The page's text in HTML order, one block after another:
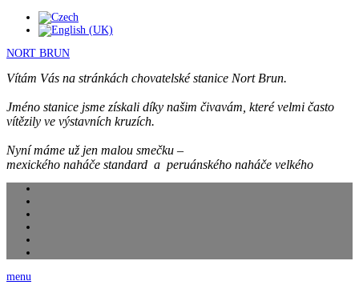
NORT BRUN
Vítám Vás na stránkách chovatelské stanice Nort Brun.
Jméno stanice jsme získali díky našim čivavám, které velmi často
vítězily ve výstavních kruzích.
Nyní máme už jen malou smečku –
mexického naháče standard a peruánského naháče velkého
menu